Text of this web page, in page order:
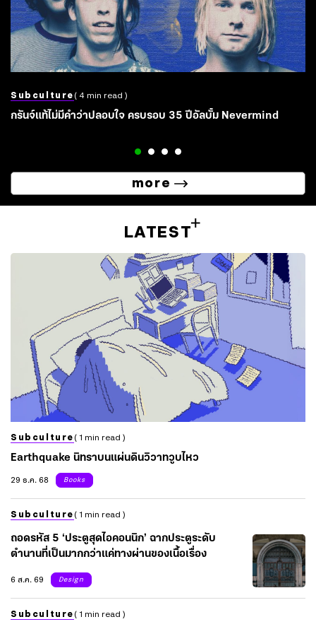
Subculture ( 4 min read )
กรันจ์แท้ไม่มีคำว่าปลอบใจ ครบรอบ 35 ปีอัลบั้ม Nevermind
more
LATEST
Subculture ( 1 min read )
Earthquake นิทราบนแผ่นดินวิวาทวูบไหว
29 ธ.ค. 68
Books
Subculture ( 1 min read )
ถอดรหัส 5 ‘ประตูสุดไอคอนนิก’ ฉากประตูระดับ
ตำนานที่เป็นมากกว่าแค่ทางผ่านของเนื้อเรื่อง
6 ส.ค. 69
Design
Subculture ( 1 min read )